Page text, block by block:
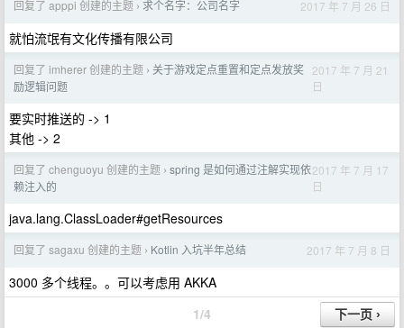
回复了 apppi 创建的主题 › 求个名字：公司名字 2017 年 7 月 26 日
就怕流氓有文化传播有限公司
回复了 imherer 创建的主题 › 关于游戏定点重置和定点发放奖
励逻辑问题
2017 年 7 月 21
日
要实时推送的 -> 1
其他 -> 2
回复了 chenguoyu 创建的主题 › spring 是如何通过注解实现依
赖注入的
2017 年 7 月 17
日
java.lang.ClassLoader#getResources
回复了 sagaxu 创建的主题 › Kotlin 入坑半年总结 2017 年 7 月 8 日
3000 多个线程。。可以考虑用 AKKA
1/4